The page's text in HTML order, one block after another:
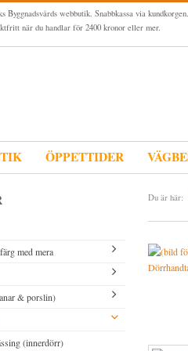
Byggnadsvårds webbutik. Snabbkassa via
när du handlar för 2400 kronor eller mer.
ÖPPETTIDER
med mera
& porslin)
(innerdörr)
Du är här: